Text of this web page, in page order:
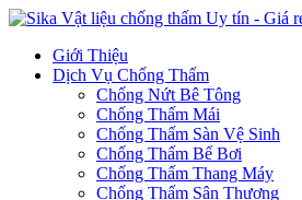
Giới Thiệu
Dịch Vụ Chống Thấm
Chống Nứt Bê Tông
Chống Thấm Mái
Chống Thấm Sàn Vệ Sinh
Chống Thấm Bể Bơi
Chống Thấm Thang Máy
Chống Thấm Sân Thượng